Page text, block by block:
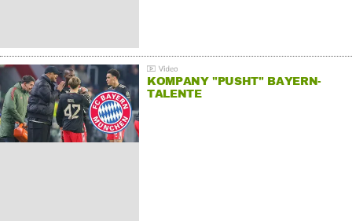
KOMPANY "PUSHT" BAYERN-
TALENTE